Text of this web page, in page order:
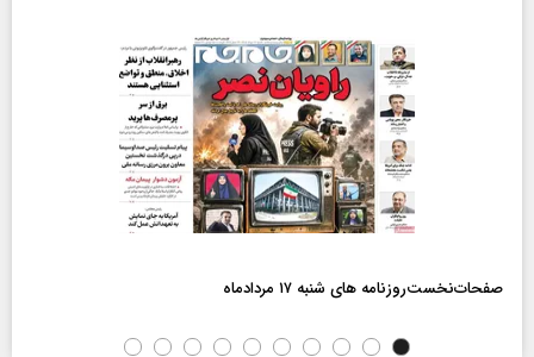
صفحات‌نخست‌روزنامه ها‌ی شنبه ۱۷ مردادماه